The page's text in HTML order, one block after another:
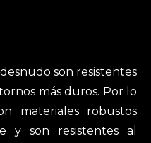
son resistentes
más duros. Por lo
materiales robustos
y son resistentes al